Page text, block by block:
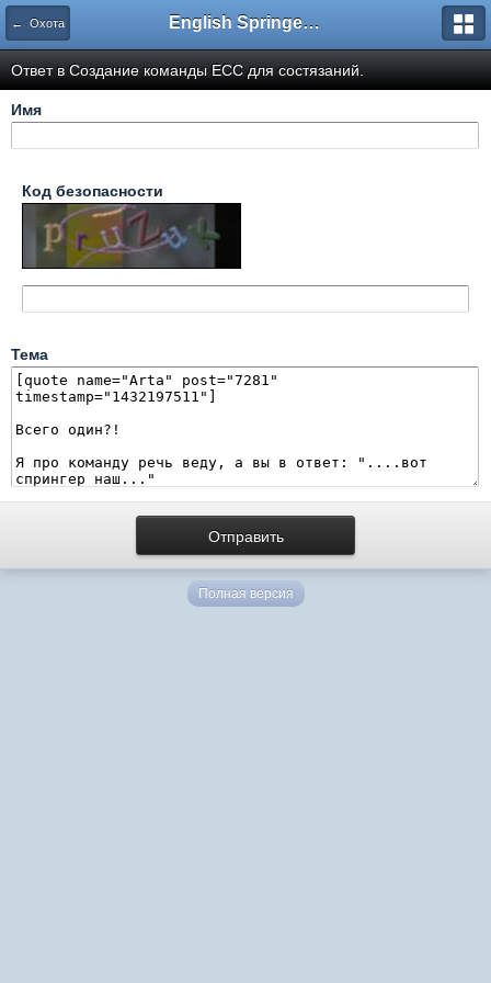
← Охота English Springer Spaniel Club
Ответ в Создание команды ЕСС для состязаний.
Имя
Код безопасности
Тема
Полная версия